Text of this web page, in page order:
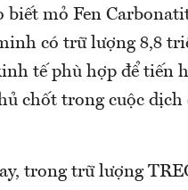
biết mỏ Fen
có trữ lượng 8,8
tế phù hợp để tiến
chốt trong cuộc
trong trữ lượng